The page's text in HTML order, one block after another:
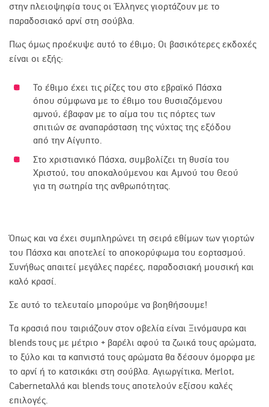
στην πλειοψηφία τους οι Έλληνες γιορτάζουν με το
παραδοσιακό αρνί στη σούβλα.
Πως όμως προέκυψε αυτό το έθιμο; Οι βασικότερες εκδοχές
είναι οι εξής:
Το έθιμο έχει τις ρίζες του στο εβραϊκό Πάσχα
όπου σύμφωνα με το έθιμο του θυσιαζόμενου
αμνού, έβαφαν με το αίμα του τις πόρτες των
σπιτιών σε αναπαράσταση της νύχτας της εξόδου
από την Αίγυπτο.
Στο χριστιανικό Πάσχα, συμβολίζει τη θυσία του
Χριστού, του αποκαλούμενου και Αμνού του Θεού
για τη σωτηρία της ανθρωπότητας.
Όπως και να έχει συμπληρώνει τη σειρά εθίμων των γιορτών
του Πάσχα και αποτελεί το αποκορύφωμα του εορτασμού.
Συνήθως απαιτεί μεγάλες παρέες, παραδοσιακή μουσική και
καλό κρασί.
Σε αυτό το τελευταίο μπορούμε να βοηθήσουμε!
Τα κρασιά που ταιριάζουν στον οβελία είναι Ξινόμαυρα και
blendsτους με μέτριο + βαρέλι αφού τα ζωικά τους αρώματα,
το ξύλο και τα καπνιστά τους αρώματα θα δέσουν όμορφα με
το αρνί ή το κατσικάκι στη σούβλα. Αγιωργίτικα, Merlot,
Cabernetαλλά και blendsτους αποτελούν εξίσου καλές
επιλογές.